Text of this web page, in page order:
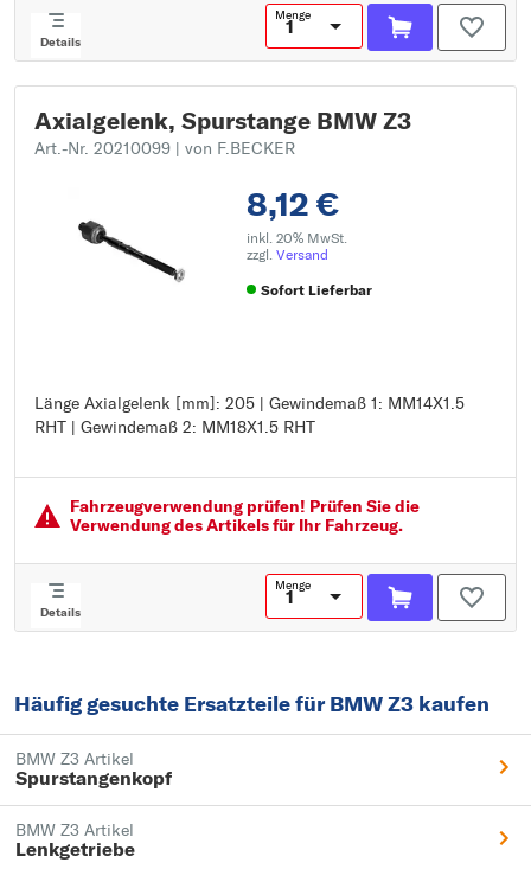
Details
Menge
Axialgelenk, Spurstange BMW Z3
Art.-Nr. 20210099 | von F.BECKER
8,12 €
inkl. 20% MwSt.
zzgl. Versand
Sofort Lieferbar
Länge Axialgelenk [mm]: 205 | Gewindemaß 1: MM14X1.5
RHT | Gewindemaß 2: MM18X1.5 RHT
Länge Axialgelenk [mm]: 205
Gewindemaß 1: MM14X1.5 RHT
Fahrzeugver­wendung prüfen! Prüfen Sie die
Verwendung des Artikels für Ihr Fahrzeug.
Details
Menge
Häufig gesuchte Ersatzteile für BMW Z3 kaufen
BMW Z3 Artikel
Spurstangenkopf
BMW Z3 Artikel
Lenkgetriebe